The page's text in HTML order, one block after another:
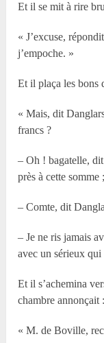
Et il se mit à rire
« J’excuse,
j’empoche. »
Et il plaça les bons
« Mais, dit
francs ?
– Oh ! bagatelle,
près à cette somme
– Comte, dit
– Je ne ris jamais
avec un sérieux
Et il s’achemina
chambre annonçait :
« M. de Boville,